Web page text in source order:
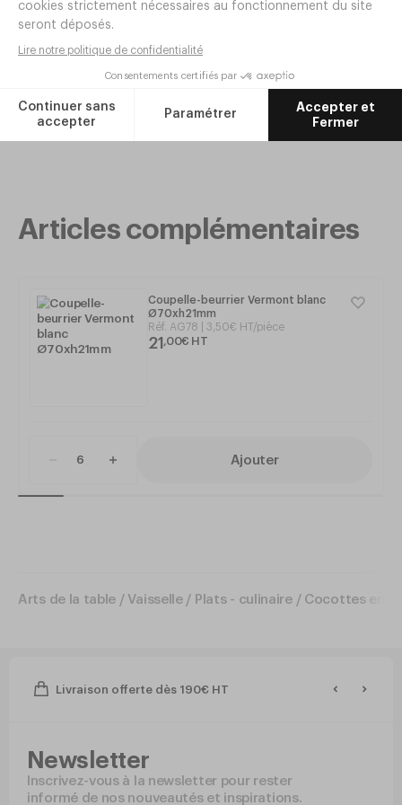
Set de table triangle SONOTAN Cuir
Réf. TV38|15,05€ HT
Articles complémentaires
Coupelle-beurrier Vermont blanc
Ø70xh21mm
Réf. AG78 3 50€ HT/pièce
21,00€ HT
Ajouter
Arts de la table / Vaisselle / Plats - culinaire / Cocottes en
Livraison offerte dès 190€ HT
Newsletter
Inscrivez-vous à la newsletter pour rester
informé de nos nouveautés et inspirations.